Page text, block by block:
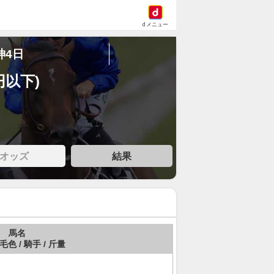
dメニュー
4日
以下)
オッズ 結果
馬名
色 / 騎手 / 斤量